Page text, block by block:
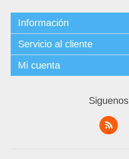
Información
Servicio al cliente
Mi cuenta
Siguenos